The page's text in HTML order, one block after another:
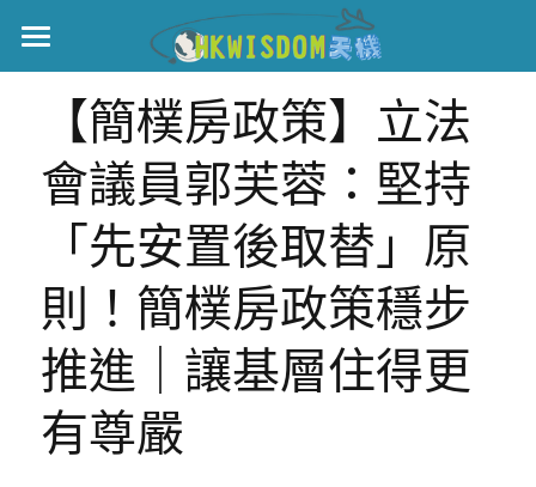
主頁
世界盃
伊美戰爭
黎智英案
正本清源•黎智英案
美西媒體謊言實錄
宏福火災
宏福‧革新
宏福苑聽證會
港聞
中國
【簡樸房政策】立法
會議員郭芙蓉：堅持
「先安置後取替」原
則！簡樸房政策穩步
推進｜讓基層住得更
有尊嚴